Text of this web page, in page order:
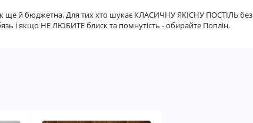
ще й бюджетна. Для тих хто шукає КЛАСИЧНУ ЯКІСНУ ПОСТІЛЬ без
і якщо НЕ ЛЮБИТЕ блиск та помнутість - обирайте Поплін.